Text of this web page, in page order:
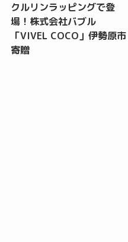
クルリンラッピングで登
場！株式会社バブル
「VIVEL COCO」伊勢原市
寄贈